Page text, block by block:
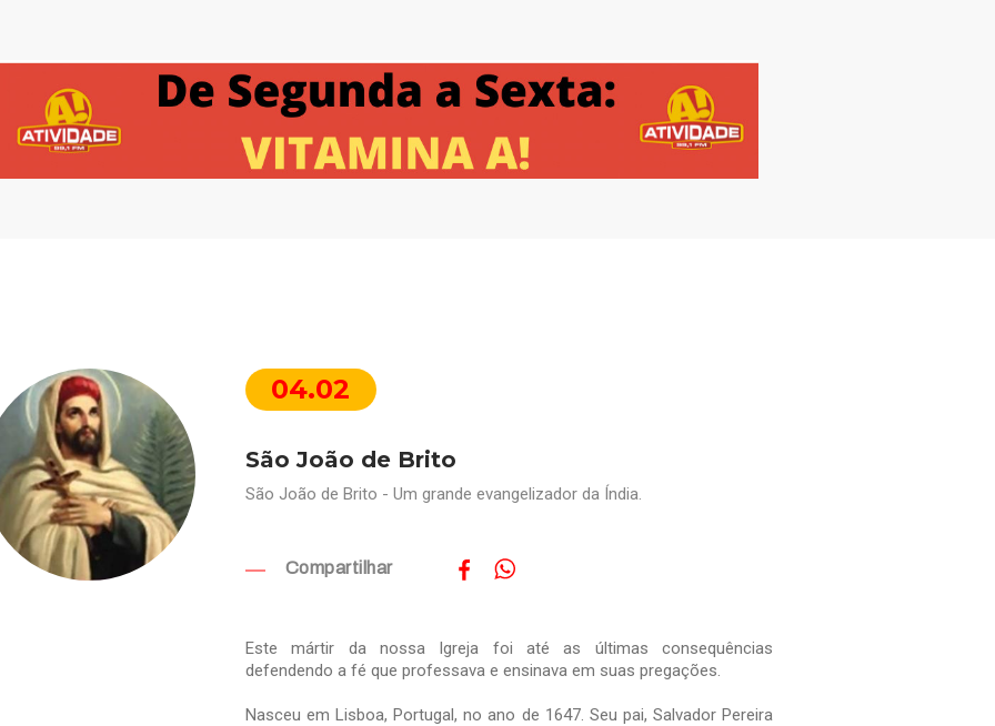
04.02
São João de Brito
São João de Brito - Um grande evangelizador da Índia.
Compartilhar
Este mártir da nossa Igreja foi até as últimas consequências
defendendo a fé que professava e ensinava em suas pregações.
Nasceu em Lisboa, Portugal, no ano de 1647. Seu pai, Salvador Pereira